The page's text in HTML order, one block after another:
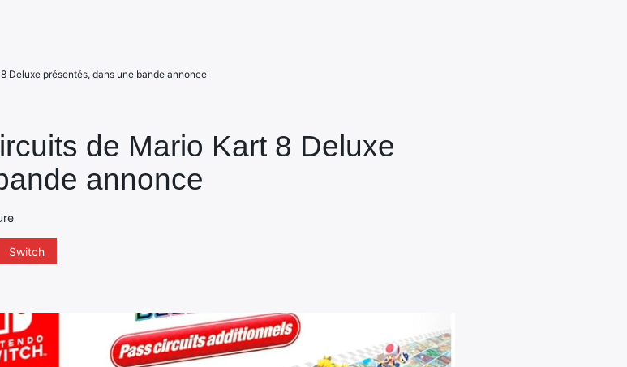
de Mario Kart 8 Deluxe
annonce
Switch
Deluxe présentés, dans une bande annonce